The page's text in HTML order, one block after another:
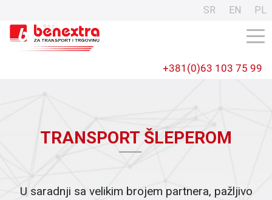
SR EN PL
+381(0)63 103 75 99
TRANSPORT ŠLEPEROM
U saradnji sa velikim brojem partnera, pažljivo